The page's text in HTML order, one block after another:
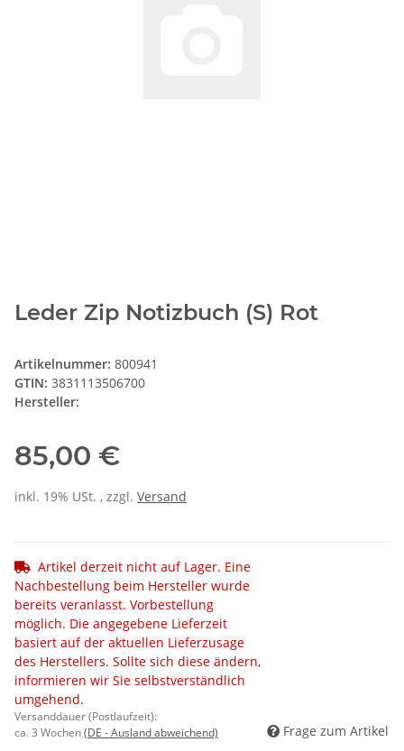
Leder Zip Notizbuch (S) Rot
Artikelnummer: 800941
GTIN: 3831113506700
Hersteller:
85,00 €
inkl. 19% USt. , zzgl. Versand
Artikel derzeit nicht auf Lager. Eine
Nachbestellung beim Hersteller wurde
bereits veranlasst. Vorbestellung
möglich. Die angegebene Lieferzeit
basiert auf der aktuellen Lieferzusage
des Herstellers. Sollte sich diese ändern,
informieren wir Sie selbstverständlich
umgehend.
Versanddauer (Postlaufzeit):
ca. 3 Wochen(DE - Ausland abweichend) Frage zum Artikel